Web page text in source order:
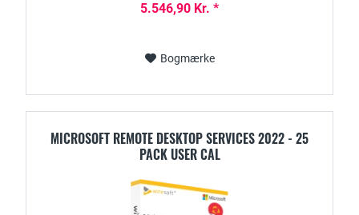
5.546,90 Kr. *
Bogmærke
MICROSOFT REMOTE DESKTOP SERVICES 2022 - 25
PACK USER CAL